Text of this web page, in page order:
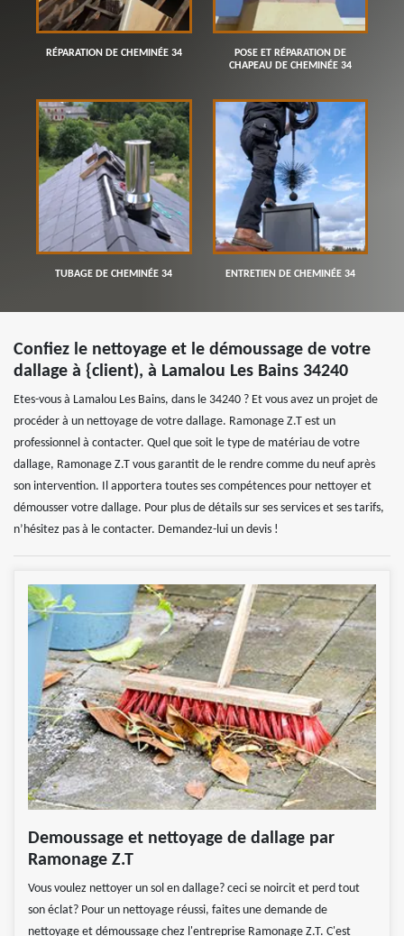
RÉPARATION DE CHEMINÉE 34
POSE ET RÉPARATION DE
CHAPEAU DE CHEMINÉE 34
TUBAGE DE CHEMINÉE 34 ENTRETIEN DE CHEMINÉE 34
Confiez le nettoyage et le démoussage de votre
dallage à {client), à Lamalou Les Bains 34240
Etes-vous à Lamalou Les Bains, dans le 34240 ? Et vous avez un projet de
procéder à un nettoyage de votre dallage. Ramonage Z.T est un
professionnel à contacter. Quel que soit le type de matériau de votre
dallage, Ramonage Z.T vous garantit de le rendre comme du neuf après
son intervention. Il apportera toutes ses compétences pour nettoyer et
démousser votre dallage. Pour plus de détails sur ses services et ses tarifs,
n’hésitez pas à le contacter. Demandez-lui un devis !
Demoussage et nettoyage de dallage par
Ramonage Z.T
Vous voulez nettoyer un sol en dallage? ceci se noircit et perd tout
son éclat? Pour un nettoyage réussi, faites une demande de
nettoyage et démoussage chez l'entreprise Ramonage Z.T. C'est